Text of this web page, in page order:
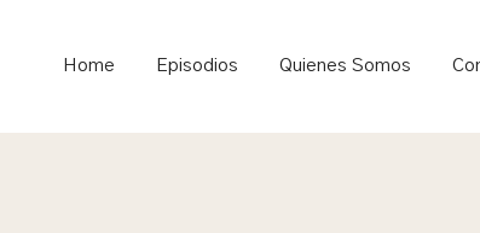
Home Episodios Quienes Somos